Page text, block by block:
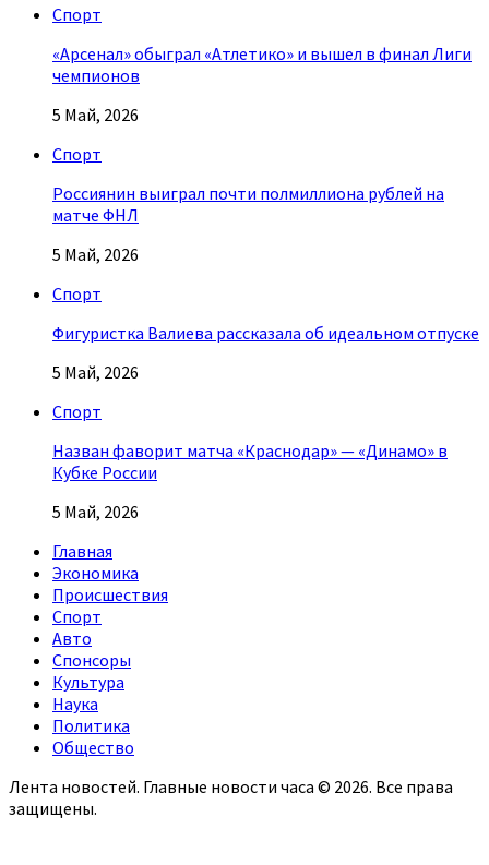
Спорт
«Арсенал» обыграл «Атлетико» и вышел в финал Лиги
чемпионов
5 Май, 2026
Спорт
Россиянин выиграл почти полмиллиона рублей на
матче ФНЛ
5 Май, 2026
Спорт
Фигуристка Валиева рассказала об идеальном отпуске
5 Май, 2026
Спорт
Назван фаворит матча «Краснодар» — «Динамо» в
Кубке России
5 Май, 2026
Главная
Экономика
Происшествия
Спорт
Авто
Спонсоры
Культура
Наука
Политика
Общество
Лента новостей. Главные новости часа © 2026. Все права
защищены.